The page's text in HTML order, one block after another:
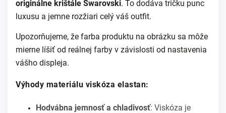
originálne krištále Swarovski. To dodáva tričku punc
luxusu a jemne rozžiari celý váš outfit.
Upozorňujeme, že farba produktu na obrázku sa môže
mierne líšiť od reálnej farby v závislosti od nastavenia
vášho displeja.
Výhody materiálu viskóza elastan:
Hodvábna jemnosť a chladivosť: Viskóza je